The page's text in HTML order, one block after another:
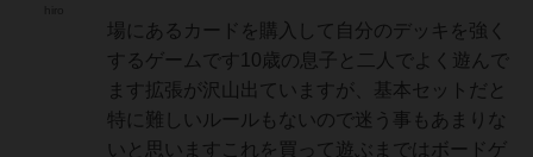
場にあるカードを購入して自分のデッキを強く
するゲームです10歳の息子と二人でよく遊んで
ます拡張が沢山出ていますが、基本セットだと
特に難しいルールもないので迷う事もあまりな
いと思いますこれを買って遊ぶまではボードゲ